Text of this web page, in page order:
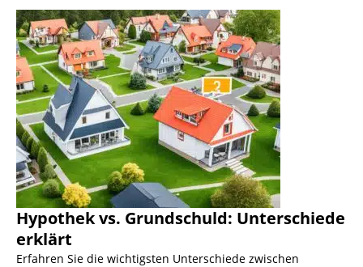
Hypothek vs. Grundschuld: Unterschiede
erklärt
Erfahren Sie die wichtigsten Unterschiede zwischen